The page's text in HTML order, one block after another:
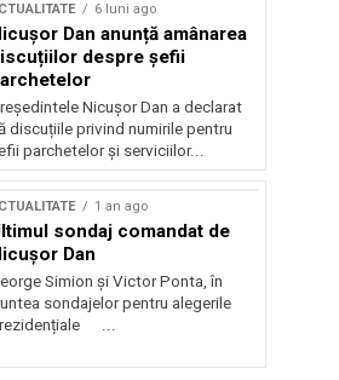
6 luni ago
Dan anunță amânarea
despre șefii
Nicușor Dan a declarat
discuțiile privind numirile pentru
parchetelor și serviciilor...
1 an ago
sondaj comandat de
Dan
Simion și Victor Ponta, în
sondajelor pentru alegerile
...